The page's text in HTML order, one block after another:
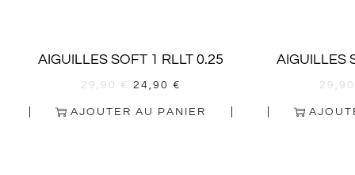
AIGUILLES SOFT 1 RLLT 0.25
29,90 € 24,90 €
AJOUTER AU PANIER
AIGUILLES